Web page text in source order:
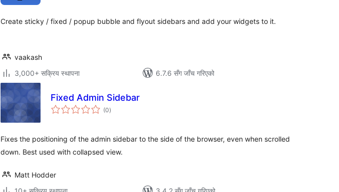
Create sticky / fixed / popup bubble and flyout sidebars and add your widgets to it.
vaakash
3,000+ सक्रिय स्थापना
6.7.6 सँग जाँच गरिएको
Fixed Admin Sidebar
(0कुल
रेटिङ्गहरू
)
Fixes the positioning of the admin sidebar to the side of the browser, even when scrolled
down. Best used with collapsed view.
Matt Hodder